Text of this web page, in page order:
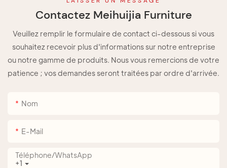
Contactez Meihuijia Furniture
Veuillez remplir le formulaire de contact ci-dessous si vous
souhaitez recevoir plus d'informations sur notre entreprise
ou notre gamme de produits. Nous vous remercions de votre
patience ; vos demandes seront traitées par ordre d'arrivée.
Nom
E-Mail
+1
Téléphone/WhatsApp